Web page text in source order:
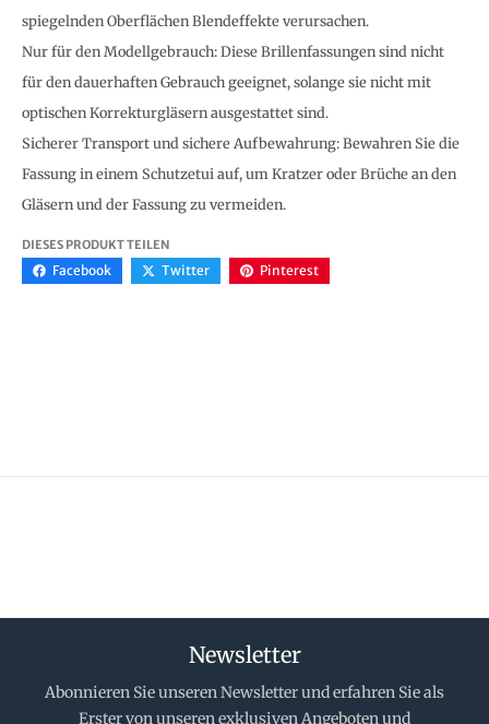
spiegelnden Oberflächen Blendeffekte verursachen.
Nur für den Modellgebrauch: Diese Brillenfassungen sind nicht
für den dauerhaften Gebrauch geeignet, solange sie nicht mit
optischen Korrekturgläsern ausgestattet sind.
Sicherer Transport und sichere Aufbewahrung: Bewahren Sie die
Fassung in einem Schutzetui auf, um Kratzer oder Brüche an den
Gläsern und der Fassung zu vermeiden.
DIESES PRODUKT TEILEN
Facebook Twitter Pinterest
Newsletter
Abonnieren Sie unseren Newsletter und erfahren Sie als
Erster von unseren exklusiven Angeboten und